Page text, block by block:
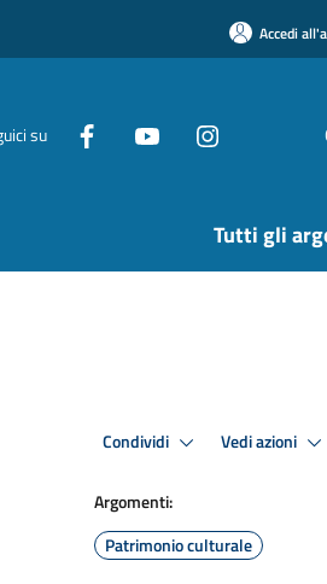
Accedi
su
Tutti gli
Condividi Vedi azioni
Argomenti:
Patrimonio culturale